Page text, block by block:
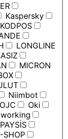
Kaspersky
KODPOS
LONGLINE
MICRON
Niimbot
OJC
Oki
PAYSİS
SHOP